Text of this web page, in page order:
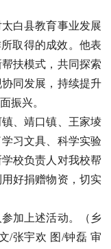
白县教育事业发展
取得的成效。他表
扶模式，共同探索
同发展，持续提升
振兴。
、靖口镇、王家堎
习文具、科学实验
校负责人对我校帮
好捐赠物资，切实
加上述活动。（乡
/张宇欢 图/钟磊 审